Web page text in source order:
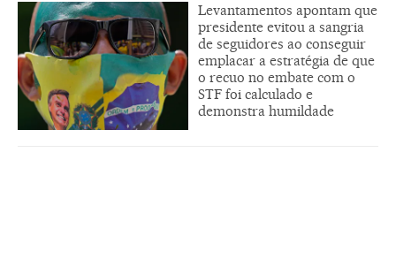
Levantamentos apontam que
presidente evitou a sangria
de seguidores ao conseguir
emplacar a estratégia de que
o recuo no embate com o
STF foi calculado e
demonstra humildade